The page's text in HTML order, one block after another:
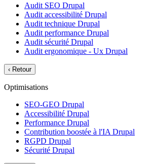
Audit SEO Drupal
Audit accessibilité Drupal
Audit technique Drupal
Audit performance Drupal
Audit sécurité Drupal
Audit ergonomique - Ux Drupal
‹ Retour
Optimisations
SEO-GEO Drupal
Accessibilité Drupal
Performance Drupal
Contribution boostée à l'IA Drupal
RGPD Drupal
Sécurité Drupal